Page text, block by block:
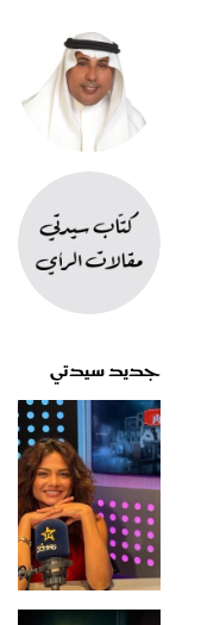
جديد سيدتي